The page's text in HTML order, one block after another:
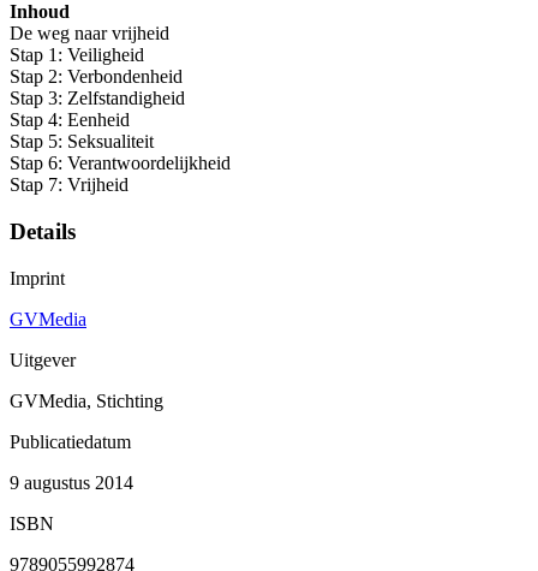
Inhoud
De weg naar vrijheid
Stap 1: Veiligheid
Stap 2: Verbondenheid
Stap 3: Zelfstandigheid
Stap 4: Eenheid
Stap 5: Seksualiteit
Stap 6: Verantwoordelijkheid
Stap 7: Vrijheid
Details
Imprint
GVMedia
Uitgever
GVMedia, Stichting
Publicatiedatum
9 augustus 2014
ISBN
9789055992874